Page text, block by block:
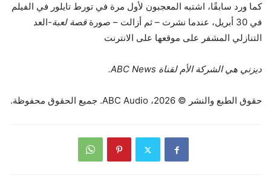
كما ورد سابقًا، اشتبه المعجبون لأول مرة في تورط تايلور في الفيلم
في 30 أبريل، عندما نشرت – ثم أزالت – صورة
قصة لعبة-العد
التنازلي المشفر على موقعها على الانترنت
ديزني هي الشركة الأم لقناة ABC News.
حقوق الطبع والنشر © 2026، ABC Audio. جميع الحقوق محفوظة.